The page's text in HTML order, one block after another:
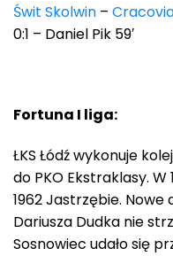
Świt Skolwin –
0:1 – Daniel Pik 59′
Fortuna I liga:
ŁKS Łódź wykonuje
do PKO Ekstraklasy. W
1962 Jastrzębie. Nowe
Dariusza Dudka nie
Sosnowiec udało się